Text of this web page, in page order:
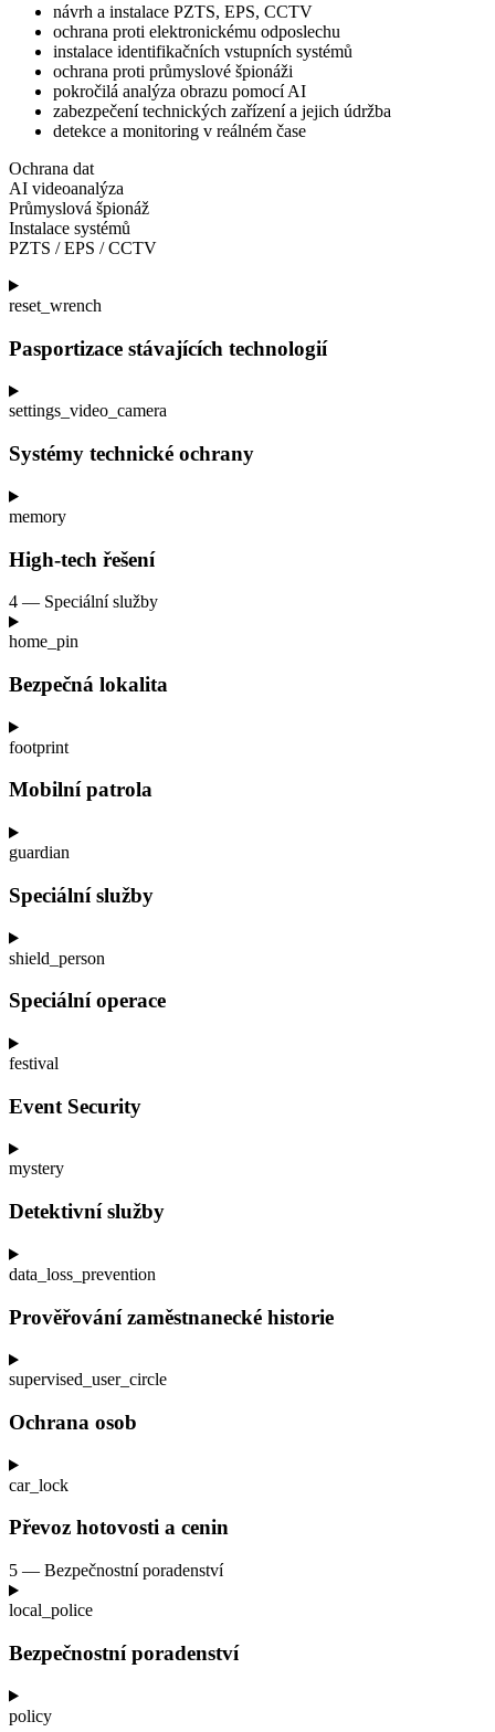
návrh a instalace PZTS, EPS, CCTV
ochrana proti elektronickému odposlechu
instalace identifikačních vstupních systémů
ochrana proti průmyslové špionáži
pokročilá analýza obrazu pomocí AI
zabezpečení technických zařízení a jejich údržba
detekce a monitoring v reálném čase
Ochrana dat
AI videoanalýza
Průmyslová špionáž
Instalace systémů
PZTS / EPS / CCTV
reset_wrench
Pasportizace stávajících technologií
settings_video_camera
Systémy technické ochrany
memory
High-tech řešení
4 — Speciální služby
home_pin
Bezpečná lokalita
footprint
Mobilní patrola
guardian
Speciální služby
shield_person
Speciální operace
festival
Event Security
mystery
Detektivní služby
data_loss_prevention
Prověřování zaměstnanecké historie
supervised_user_circle
Ochrana osob
car_lock
Převoz hotovosti a cenin
5 — Bezpečnostní poradenství
local_police
Bezpečnostní poradenství
policy